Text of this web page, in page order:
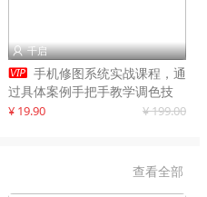
 千启
 手机修图系统实战课程，通
过具体案例手把手教学调色技
巧，实现副业变现
¥ 19.90 ¥ 199.00
查看全部